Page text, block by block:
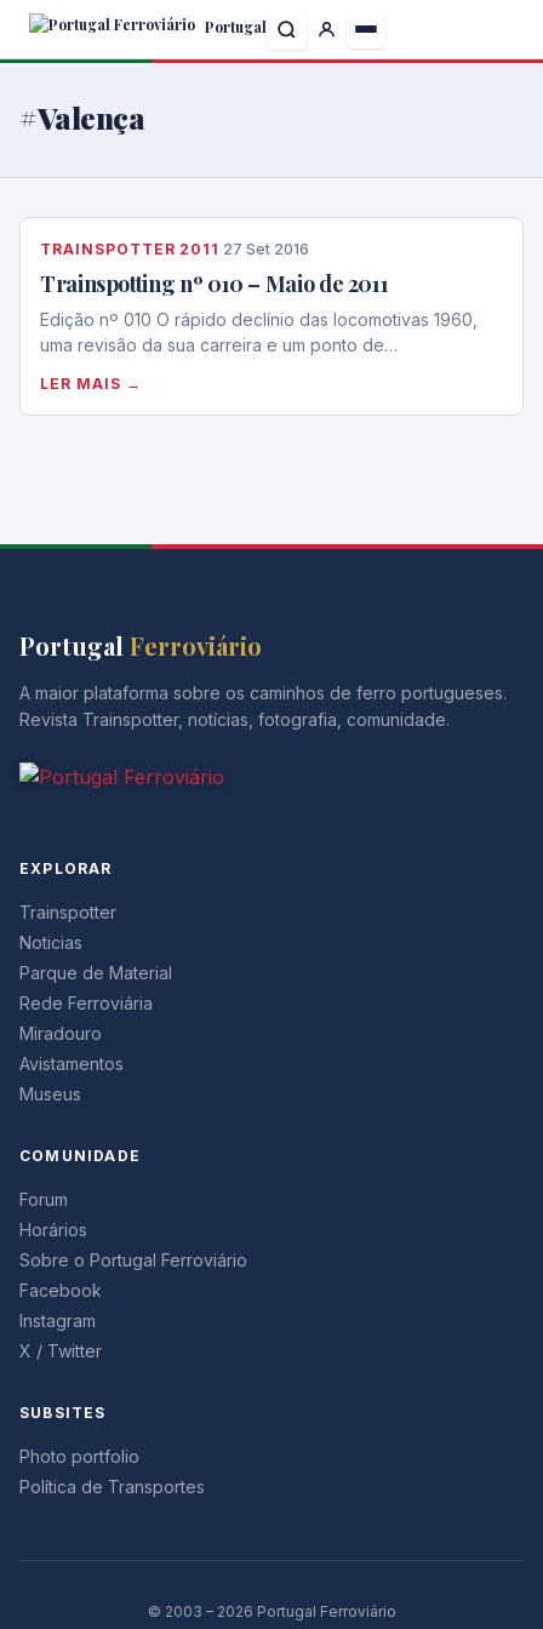
Skip
content
Portugal
#Valença
TRAINSPOTTER 2011 ·27 Set 2016
Trainspotting nº 010 – Maio de 2011
Edição nº 010 O rápido declínio das locomotivas 1960,
uma revisão da sua carreira e um ponto de…
LER MAIS →
Portugal Ferroviário
A maior plataforma sobre os caminhos de ferro portugueses.
Revista Trainspotter, notícias, fotografia, comunidade.
EXPLORAR
Trainspotter
Noticias
Parque de Material
Rede Ferroviária
Miradouro
Avistamentos
Museus
COMUNIDADE
Forum
Horários
Sobre o Portugal Ferroviário
Facebook
Instagram
X / Twitter
SUBSITES
Photo portfolio
Política de Transportes
© 2003 – 2026 Portugal Ferroviário